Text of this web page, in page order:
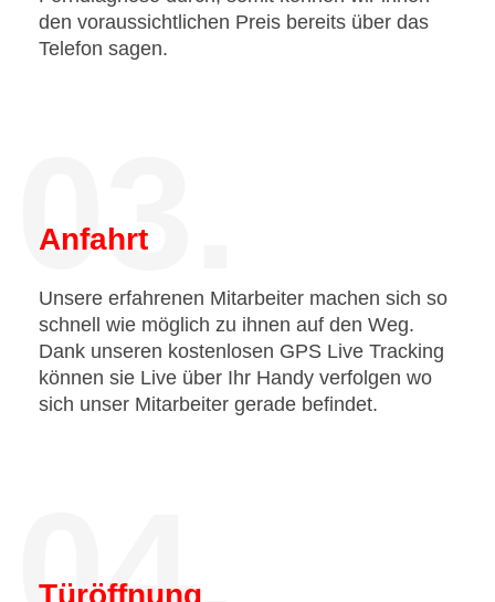
den voraussichtlichen Preis bereits über das
Telefon sagen.
03.
Anfahrt
Unsere erfahrenen Mitarbeiter machen sich so
schnell wie möglich zu ihnen auf den Weg.
Dank unseren kostenlosen GPS Live Tracking
können sie Live über Ihr Handy verfolgen wo
sich unser Mitarbeiter gerade befindet.
Türöffnung